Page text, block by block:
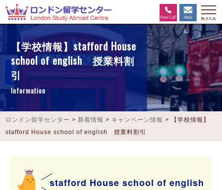
【学校情報】stafford House
school of english 授業料割
引
Information
ロンドン留学センター > 新着情報 > キャンペーン情報 >
【学校情報】
stafford House school of english 授業料割引
stafford House school of english